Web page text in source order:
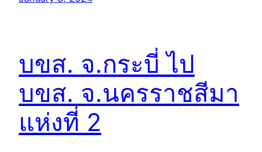
บขส. จ.กระบี่ ไป
บขส. จ.นครราชสีมา
แห่งที่ 2